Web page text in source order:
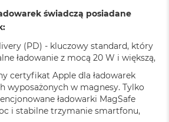
świadczą posiadane
(PD) - kluczowy standard, który
ładowanie z mocą 20 W i większą,
certyfikat Apple dla ładowarek
wyposażonych w magnesy. Tylko
ładowarki MagSafe
i stabilne trzymanie smartfonu,